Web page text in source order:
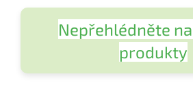
Nepřehlédněte
produkty